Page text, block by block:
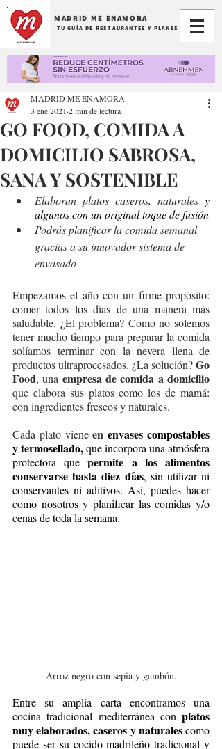
MADRID ME ENAMORA
TU GUÍA DE RESTAURANTES Y PLANES
GO FOOD, COMIDA A
DOMICILIO SABROSA,
SANA Y SOSTENIBLE
MADRID ME ENAMORA
3 ene 2021 2 min de lectura
Elaboran platos caseros, naturales y
algunos con un original toque de fusión
Podrás planificar la comida semanal
gracias a su innovador sistema de
envasado
Empezamos el año con un firme propósito:
comer todos los días de una manera más
saludable. ¿El problema? Como no solemos
tener mucho tiempo para preparar la comida
solíamos terminar con la nevera llena de
productos ultraprocesados. ¿La solución? Go
Food, una empresa de comida a domicilio
que elabora sus platos como los de mamá:
con ingredientes frescos y naturales.
Cada plato viene en envases compostables
y termosellado, que incorpora una atmósfera
protectora que permite a los alimentos
conservarse hasta diez días, sin utilizar ni
conservantes ni aditivos. Así, puedes hacer
como nosotros y planificar las comidas y/o
cenas de toda la semana.
Arroz negro con sepia y gambón.
Entre su amplia carta encontramos una
cocina tradicional mediterránea con platos
muy elaborados, caseros y naturales como